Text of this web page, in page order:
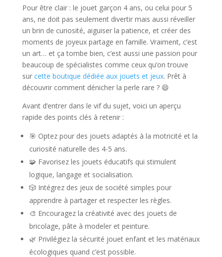
Pour être clair : le jouet garçon 4 ans, ou celui pour 5
ans, ne doit pas seulement divertir mais aussi réveiller
un brin de curiosité, aiguiser la patience, et créer des
moments de joyeux partage en famille. Vraiment, c’est
un art… et ça tombe bien, c’est aussi une passion pour
beaucoup de spécialistes comme ceux qu’on trouve
sur cette boutique dédiée aux jouets et jeux. Prêt à
découvrir comment dénicher la perle rare ? 😄
Avant d’entrer dans le vif du sujet, voici un aperçu
rapide des points clés à retenir :
🎯 Optez pour des jouets adaptés à la motricité et la
curiosité naturelle des 4-5 ans.
🧩 Favorisez les jouets éducatifs qui stimulent
logique, langage et socialisation.
🎲 Intégrez des jeux de société simples pour
apprendre à partager et respecter les règles.
🎨 Encouragez la créativité avec des jouets de
bricolage, pâte à modeler et peinture.
🌿 Privilégiez la sécurité jouet enfant et les matériaux
écologiques quand c’est possible.